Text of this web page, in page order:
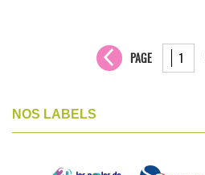
PAGE
NOS LABELS